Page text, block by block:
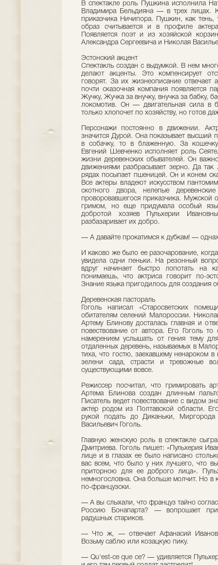
В спектакле роль Пушкина исполнила
Владимира Бельдияна — в трех лицах.
приказчика Ничипора. Пушкин, как тень,
образ считывается и в профиле
Появляется поэт и из хозяйской
Александра Сергеевича и Николая
Эстонский акцент
Спектакль создан с выдумкой. В нем
делают акценты. Это компенсирует
говорят. За их жизнеописание
почти сказочная компания появляется
Жучку, Жучка за внучку, внучка за бабку,
локомотив. Он — двигательная сила в
только хлопочет по хозяйству, но готов
Персонажи постоянно в движении.
значится Дурой. Она показывает высший
в собачку, то в блаженную. За
Евгений Шевченко исполняет роль
жизни деревенских обывателей. Он
движениями разбрасывает зерно. Да
рядах посыпает пшеницей. Он и конем
Все актеры владеют искусством
скотного двора, нелепые
проворовавшегося приказчика. Мужской
гримом, но еще придумала особый
добротой хозяев Пульхерии
разбазаривает их добро.
— А давайте прокатимся к дубкам! —
И каково же было ее разочарование,
увидела одни пеньки. На резонный
вдруг начинает быстро лопотать на
понимаешь, что актриса говорит по-
Знание языка пригодилось для создания
Деревенская пастораль
Гоголь написал «Старосветских
обитателям селений Малороссии.
Артему Блинову досталась главная и
повествование от автора. Его Гоголь
намерением услышать от гения тему
отдаленных деревень, называемых в
тиха, что гостю, заехавшему ненароком
зелени сада, страсти и тревожные
существующими вовсе.
Режиссер посчитал, что гримировать
Артема Блинова создан длинным
Писатель ведет повествование с видом
актер родом из Полтавской области.
рукой подать до Диканьки,
Васильевич Гоголь.
Главную женскую роль в спектакле
Дмитриева. Гоголь пишет: «Пульхерия
лице и в глазах ее было написано
вас всем, что было у них лучшего, что
приторною для ее доброго лица».
немногословна. Она больше молчит. Но в
по-французски.
— А вы слыхали, что француз тайно
Россию Бонапарта? — вопрошает
радушных стариков.
— Что ж, — отвечает Афанасий
Возьму саблю или козацкую пику.
— Qu'est-ce que ce? — удивляется